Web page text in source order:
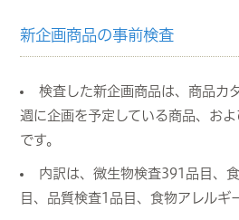
新企画商品の事前検査
検査した新企画商品は、商品カ
週に企画を予定している商品、お
です。
内訳は、微生物検査391品目、
目、品質検査1品目、食物アレルギ